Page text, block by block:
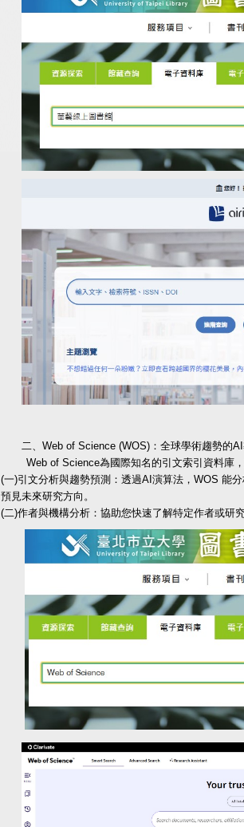
二、Web of Science (WOS)：全球學術趨勢的
Web of Science為國際知名的引文索引資料庫，
(一)引文分析與趨勢預測：透過AI演算法，WOS 能
預見未來研究方向。
(二)作者與機構分析：協助您快速了解特定作者或研